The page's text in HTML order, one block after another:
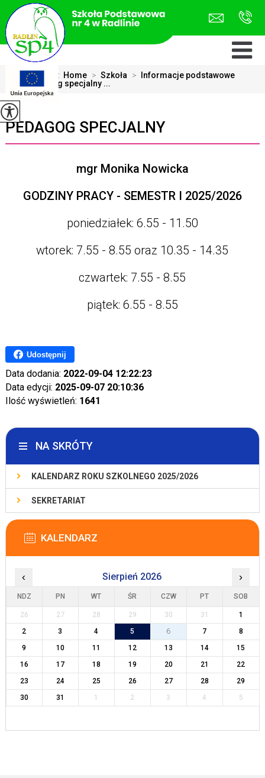
Jesteś tutaj: Home > Szkoła >
Informacje podstawowe
Pedagog specjalny ...
PEDAGOG SPECJALNY
mgr Monika Nowicka
GODZINY PRACY - SEMESTR I 2025/2026
poniedziałek: 6.55 - 11.50
wtorek: 7.55 - 8.55 oraz 10.35 - 14.35
czwartek: 7.55 - 8.55
piątek: 6.55 - 8.55
Udostępnij
Data dodania: 2022-09-04 12:22:23
Data edycji: 2025-09-07 20:10:36
Ilość wyświetleń: 1641
NA SKRÓTY
KALENDARZ ROKU SZKOLNEGO 2025/2026
SEKRETARIAT
KALENDARZ
‹ Sierpień 2026 ›
NDZ PN WT ŚR CZW PT SOB
26 27 28 29 30 31
1
2
3 4 5 6 7
8
9
10 11 12 13 14
15
16
17 18 19 20 21
22
23
24 25 26 27 28
29
30
31 1 2 3 4 5